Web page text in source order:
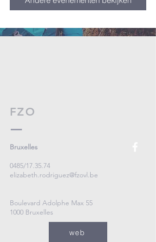
FZO
Bruxelles
0485/17.35.74
elizabeth.rodriguez@fzovl.be
Boulevard Adolphe Max 55
1000 Bruxelles
web